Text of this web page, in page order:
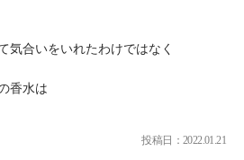
気合いをいれたわけではなく
香水は
投稿日：2022.01.21